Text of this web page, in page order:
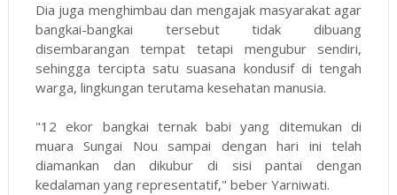
Dia juga menghimbau dan mengajak masyarakat agar
bangkai-bangkai tersebut tidak dibuang
disembarangan tempat tetapi mengubur sendiri,
sehingga tercipta satu suasana kondusif di tengah
warga, lingkungan terutama kesehatan manusia.
"12 ekor bangkai ternak babi yang ditemukan di
muara Sungai Nou sampai dengan hari ini telah
diamankan dan dikubur di sisi pantai dengan
kedalaman yang representatif," beber Yarniwati.